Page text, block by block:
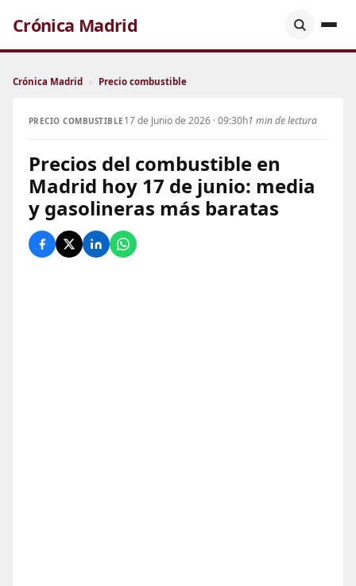
Crónica Madrid
Crónica Madrid › Precio combustible
PRECIO COMBUSTIBLE 17 de Junio de 2026 · 09:30h1 min de lectura
Precios del combustible en
Madrid hoy 17 de junio: media
y gasolineras más baratas